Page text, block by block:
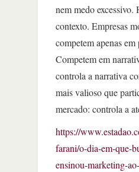
nem medo excessivo.
contexto. Empresas
competem apenas
Competem em
controla a narrativa
mais valioso que
mercado: controla a
https://
farani/o-dia-em-que-
ensinou-marketing-